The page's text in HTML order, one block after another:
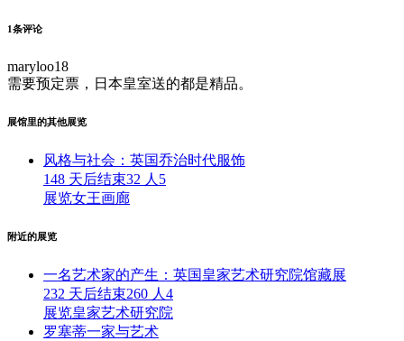
1条评论
maryloo18
需要预定票，日本皇室送的都是精品。
展馆里的其他展览
风格与社会：英国乔治时代服饰
148 天后结束32 人 5
展览女王画廊
附近的展览
一名艺术家的产生：英国皇家艺术研究院馆藏展
232 天后结束260 人 4
展览皇家艺术研究院
罗塞蒂一家与艺术